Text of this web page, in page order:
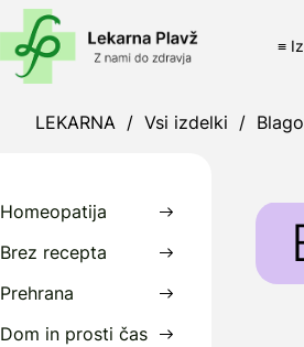
≡
LEKARNA / Vsi izdelki /
Homeopatija
Brez recepta
Prehrana
Dom in prosti čas